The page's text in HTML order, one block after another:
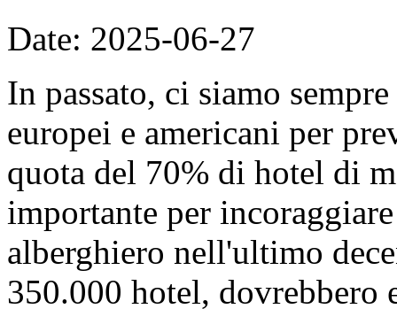
Date: 2025-06-27
In passato, ci siamo
europei e americani per
quota del 70% di hotel di
importante per
alberghiero nell'ultimo
350.000 hotel, dovrebbero